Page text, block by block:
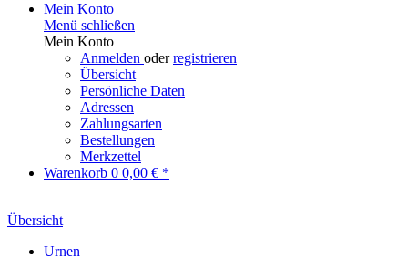
Mein Konto
Menü schließen
Mein Konto
Anmelden oderregistrieren
Übersicht
Persönliche Daten
Adressen
Zahlungsarten
Bestellungen
Merkzettel
Warenkorb 0 0,00 € *
Übersicht
Urnen